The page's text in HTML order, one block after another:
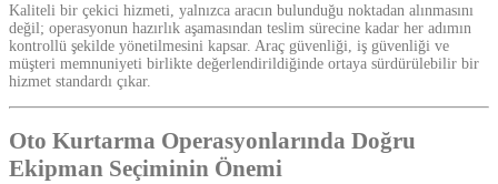
Kaliteli bir çekici hizmeti, yalnızca aracın bulunduğu noktadan alınmasını
değil; operasyonun hazırlık aşamasından teslim sürecine kadar her adımın
kontrollü şekilde yönetilmesini kapsar. Araç güvenliği, iş güvenliği ve
müşteri memnuniyeti birlikte değerlendirildiğinde ortaya sürdürülebilir bir
hizmet standardı çıkar.
Oto Kurtarma Operasyonlarında Doğru
Ekipman Seçiminin Önemi